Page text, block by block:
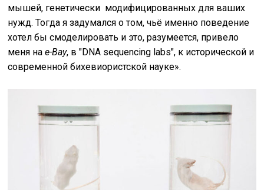
мышей, генетически модифицированных для ваших
нужд. Тогда я задумался о том, чьё именно поведение
хотел бы смоделировать и это, разумеется, привело
меня наe-Bay, в "DNA sequencing labs", к исторической и
современной бихевиористской науке».